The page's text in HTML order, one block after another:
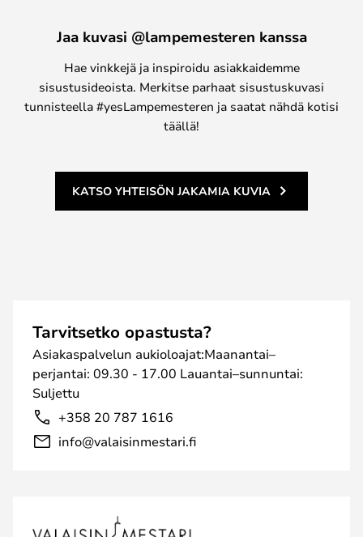
Jaa kuvasi @lampemesteren kanssa
Hae vinkkejä ja inspiroidu asiakkaidemme
sisustusideoista. Merkitse parhaat sisustuskuvasi
tunnisteella #yesLampemesteren ja saatat nähdä kotisi
täällä!
KATSO YHTEISÖN JAKAMIA KUVIA
Tarvitsetko opastusta?
Asiakaspalvelun aukioloajat:Maanantai–
perjantai: 09.30 - 17.00 Lauantai–sunnuntai:
Suljettu
+358 20 787 1616
info@valaisinmestari.fi